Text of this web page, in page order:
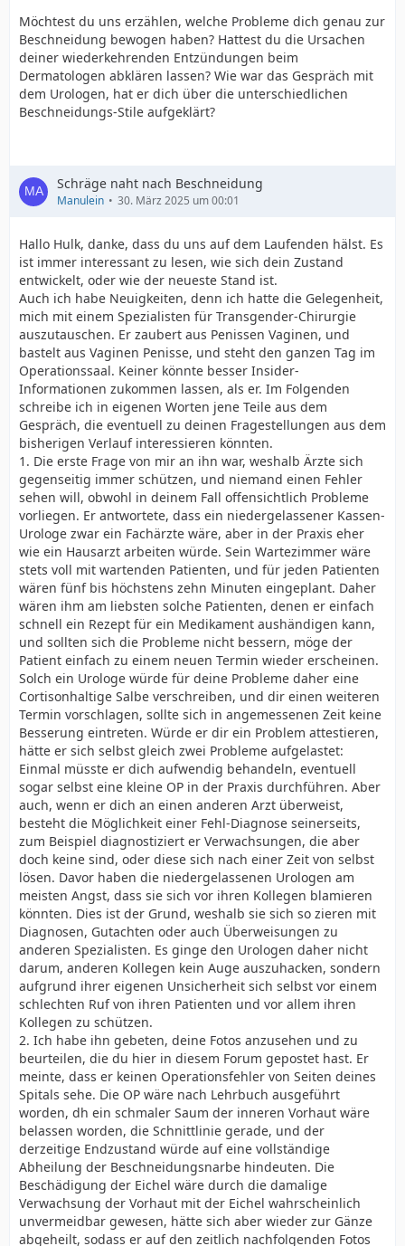
Möchtest du uns erzählen, welche Probleme dich genau zur
Beschneidung bewogen haben? Hattest du die Ursachen
deiner wiederkehrenden Entzündungen beim
Dermatologen abklären lassen? Wie war das Gespräch mit
dem Urologen, hat er dich über die unterschiedlichen
Beschneidungs-Stile aufgeklärt?
Schräge naht nach Beschneidung
Manulein 30. März 2025 um 00:01
Hallo Hulk, danke, dass du uns auf dem Laufenden hälst. Es
ist immer interessant zu lesen, wie sich dein Zustand
entwickelt, oder wie der neueste Stand ist.
Auch ich habe Neuigkeiten, denn ich hatte die Gelegenheit,
mich mit einem Spezialisten für Transgender-Chirurgie
auszutauschen. Er zaubert aus Penissen Vaginen, und
bastelt aus Vaginen Penisse, und steht den ganzen Tag im
Operationssaal. Keiner könnte besser Insider-
Informationen zukommen lassen, als er. Im Folgenden
schreibe ich in eigenen Worten jene Teile aus dem
Gespräch, die eventuell zu deinen Fragestellungen aus dem
bisherigen Verlauf interessieren könnten.
1. Die erste Frage von mir an ihn war, weshalb Ärzte sich
gegenseitig immer schützen, und niemand einen Fehler
sehen will, obwohl in deinem Fall offensichtlich Probleme
vorliegen. Er antwortete, dass ein niedergelassener Kassen-
Urologe zwar ein Fachärzte wäre, aber in der Praxis eher
wie ein Hausarzt arbeiten würde. Sein Wartezimmer wäre
stets voll mit wartenden Patienten, und für jeden Patienten
wären fünf bis höchstens zehn Minuten eingeplant. Daher
wären ihm am liebsten solche Patienten, denen er einfach
schnell ein Rezept für ein Medikament aushändigen kann,
und sollten sich die Probleme nicht bessern, möge der
Patient einfach zu einem neuen Termin wieder erscheinen.
Solch ein Urologe würde für deine Probleme daher eine
Cortisonhaltige Salbe verschreiben, und dir einen weiteren
Termin vorschlagen, sollte sich in angemessenen Zeit keine
Besserung eintreten. Würde er dir ein Problem attestieren,
hätte er sich selbst gleich zwei Probleme aufgelastet:
Einmal müsste er dich aufwendig behandeln, eventuell
sogar selbst eine kleine OP in der Praxis durchführen. Aber
auch, wenn er dich an einen anderen Arzt überweist,
besteht die Möglichkeit einer Fehl-Diagnose seinerseits,
zum Beispiel diagnostiziert er Verwachsungen, die aber
doch keine sind, oder diese sich nach einer Zeit von selbst
lösen. Davor haben die niedergelassenen Urologen am
meisten Angst, dass sie sich vor ihren Kollegen blamieren
könnten. Dies ist der Grund, weshalb sie sich so zieren mit
Diagnosen, Gutachten oder auch Überweisungen zu
anderen Spezialisten. Es ginge den Urologen daher nicht
darum, anderen Kollegen kein Auge auszuhacken, sondern
aufgrund ihrer eigenen Unsicherheit sich selbst vor einem
schlechten Ruf von ihren Patienten und vor allem ihren
Kollegen zu schützen.
2. Ich habe ihn gebeten, deine Fotos anzusehen und zu
beurteilen, die du hier in diesem Forum gepostet hast. Er
meinte, dass er keinen Operationsfehler von Seiten deines
Spitals sehe. Die OP wäre nach Lehrbuch ausgeführt
worden, dh ein schmaler Saum der inneren Vorhaut wäre
belassen worden, die Schnittlinie gerade, und der
derzeitige Endzustand würde auf eine vollständige
Abheilung der Beschneidungsnarbe hindeuten. Die
Beschädigung der Eichel wäre durch die damalige
Verwachsung der Vorhaut mit der Eichel wahrscheinlich
unvermeidbar gewesen, hätte sich aber wieder zur Gänze
abgeheilt, sodass er auf den zeitlich nachfolgenden Fotos